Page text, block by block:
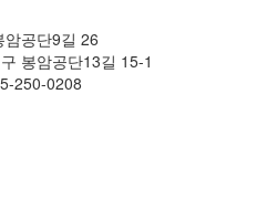
공단9길 26
봉암공단13길 15-1
250-0208